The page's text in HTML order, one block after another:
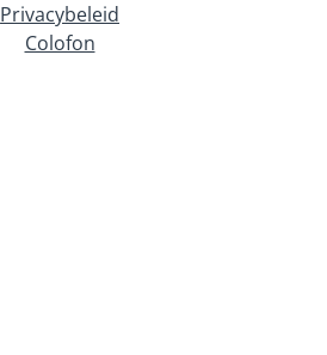
Privacybeleid
Colofon